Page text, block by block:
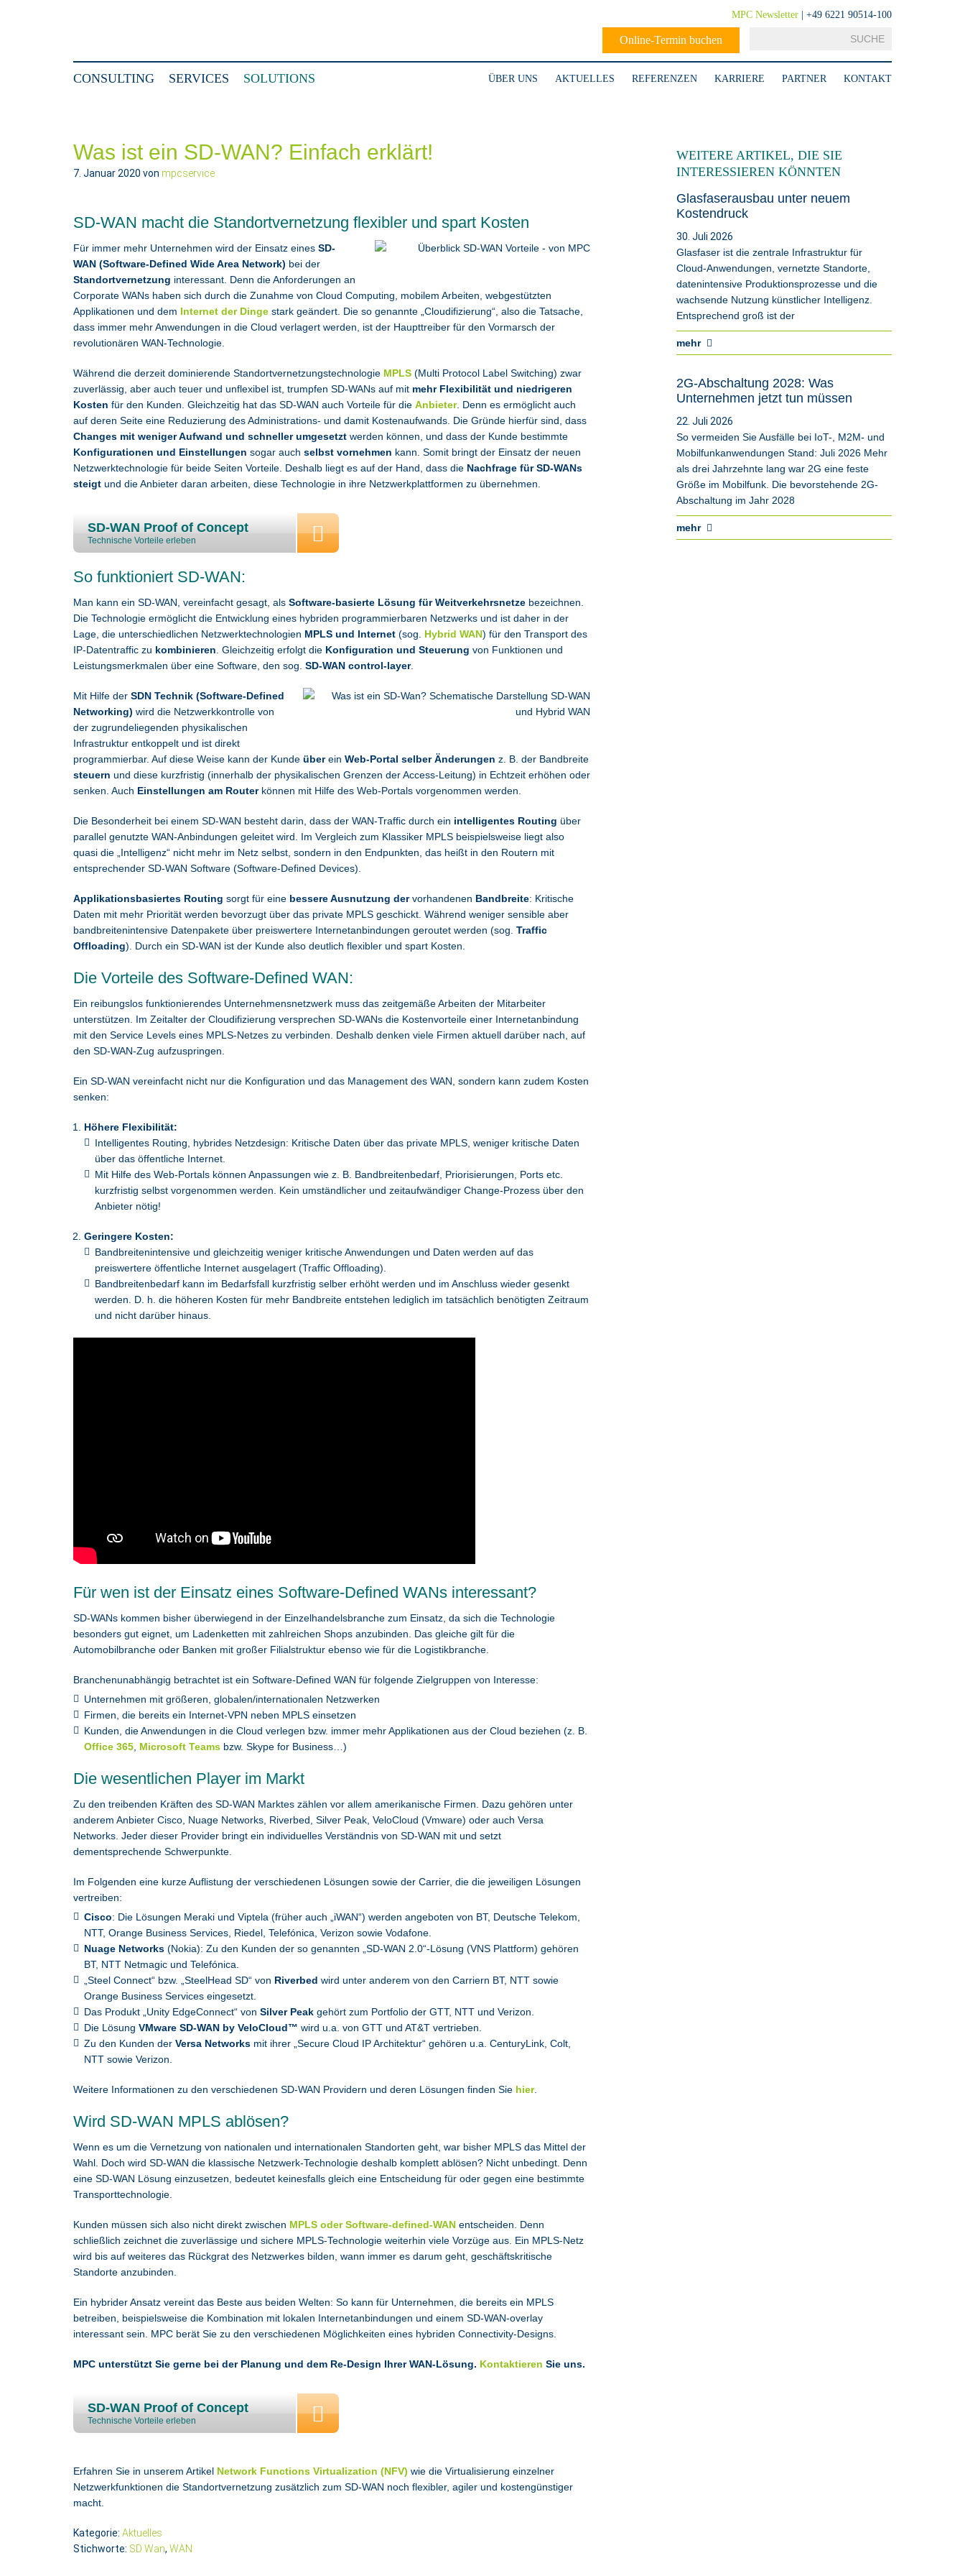
MPC Newsletter | +49 6221 90514-100
Online-Termin buchen
CONSULTING SERVICES SOLUTIONS ÜBER UNS AKTUELLES REFERENZEN KARRIERE PARTNER KONTAKT
Was ist ein SD-WAN? Einfach erklärt!
7. Januar 2020 von mpcservice
SD-WAN macht die Standortvernetzung flexibler und spart Kosten
Für immer mehr Unternehmen wird der Einsatz eines SD-
WAN (Software-Defined Wide Area Network) bei der
Standortvernetzung interessant. Denn die Anforderungen an
Corporate WANs haben sich durch die Zunahme von Cloud Computing, mobilem Arbeiten, webgestützten
Applikationen und dem Internet der Dinge stark geändert. Die so genannte „Cloudifizierung“, also die Tatsache,
dass immer mehr Anwendungen in die Cloud verlagert werden, ist der Haupttreiber für den Vormarsch der
revolutionären WAN-Technologie.
Während die derzeit dominierende Standortvernetzungstechnologie MPLS (Multi Protocol Label Switching) zwar
zuverlässig, aber auch teuer und unflexibel ist, trumpfen SD-WANs auf mit mehr Flexibilität und niedrigeren
Kosten für den Kunden. Gleichzeitig hat das SD-WAN auch Vorteile für die Anbieter. Denn es ermöglicht auch
auf deren Seite eine Reduzierung des Administrations- und damit Kostenaufwands. Die Gründe hierfür sind, dass
Changes mit weniger Aufwand und schneller umgesetzt werden können, und dass der Kunde bestimmte
Konfigurationen und Einstellungen sogar auch selbst vornehmen kann. Somit bringt der Einsatz der neuen
Netzwerktechnologie für beide Seiten Vorteile. Deshalb liegt es auf der Hand, dass die Nachfrage für SD-WANs
steigt und die Anbieter daran arbeiten, diese Technologie in ihre Netzwerkplattformen zu übernehmen.
SD-WAN Proof of Concept
Technische Vorteile erleben
So funktioniert SD-WAN:
Man kann ein SD-WAN, vereinfacht gesagt, als Software-basierte Lösung für Weitverkehrsnetze bezeichnen.
Die Technologie ermöglicht die Entwicklung eines hybriden programmierbaren Netzwerks und ist daher in der
Lage, die unterschiedlichen Netzwerktechnologien MPLS und Internet (sog. Hybrid WAN) für den Transport des
IP-Datentraffic zu kombinieren . Gleichzeitig erfolgt die Konfiguration und Steuerung von Funktionen und
Leistungsmerkmalen über eine Software, den sog. SD-WAN control-layer.
Mit Hilfe der SDN Technik (Software-Defined
Networking) wird die Netzwerkkontrolle von
der zugrundeliegenden physikalischen
Infrastruktur entkoppelt und ist direkt
programmierbar. Auf diese Weise kann der Kunde überein Web-Portal selber Änderungen z. B. der Bandbreite
steuern und diese kurzfristig (innerhalb der physikalischen Grenzen der Access-Leitung) in Echtzeit erhöhen oder
senken. Auch Einstellungen am Routerkönnen mit Hilfe des Web-Portals vorgenommen werden.
Die Besonderheit bei einem SD-WAN besteht darin, dass der WAN-Traffic durch ein intelligentes Routing über
parallel genutzte WAN-Anbindungen geleitet wird. Im Vergleich zum Klassiker MPLS beispielsweise liegt also
quasi die „Intelligenz“ nicht mehr im Netz selbst, sondern in den Endpunkten, das heißt in den Routern mit
entsprechender SD-WAN Software (Software-Defined Devices).
Applikationsbasiertes Routing sorgt für eine bessere Ausnutzung dervorhandenen Bandbreite: Kritische
Daten mit mehr Priorität werden bevorzugt über das private MPLS geschickt. Während weniger sensible aber
bandbreitenintensive Datenpakete über preiswertere Internetanbindungen geroutet werden (sog. Traffic
Offloading). Durch ein SD-WAN ist der Kunde also deutlich flexibler und spart Kosten.
Die Vorteile des Software-Defined WAN:
Ein reibungslos funktionierendes Unternehmensnetzwerk muss das zeitgemäße Arbeiten der Mitarbeiter
unterstützen. Im Zeitalter der Cloudifizierung versprechen SD-WANs die Kostenvorteile einer Internetanbindung
mit den Service Levels eines MPLS-Netzes zu verbinden. Deshalb denken viele Firmen aktuell darüber nach, auf
den SD-WAN-Zug aufzuspringen.
Ein SD-WAN vereinfacht nicht nur die Konfiguration und das Management des WAN, sondern kann zudem Kosten
senken:
Höhere Flexibilität:
Intelligentes Routing, hybrides Netzdesign: Kritische Daten über das private MPLS, weniger kritische Daten
über das öffentliche Internet.
Mit Hilfe des Web-Portals können Anpassungen wie z. B. Bandbreitenbedarf, Priorisierungen, Ports etc.
kurzfristig selbst vorgenommen werden. Kein umständlicher und zeitaufwändiger Change-Prozess über den
Anbieter nötig!
Geringere Kosten:
Bandbreitenintensive und gleichzeitig weniger kritische Anwendungen und Daten werden auf das
preiswertere öffentliche Internet ausgelagert (Traffic Offloading).
Bandbreitenbedarf kann im Bedarfsfall kurzfristig selber erhöht werden und im Anschluss wieder gesenkt
werden. D. h. die höheren Kosten für mehr Bandbreite entstehen lediglich im tatsächlich benötigten Zeitraum
und nicht darüber hinaus.
Für wen ist der Einsatz eines Software-Defined WANs interessant?
SD-WANs kommen bisher überwiegend in der Einzelhandelsbranche zum Einsatz, da sich die Technologie
besonders gut eignet, um Ladenketten mit zahlreichen Shops anzubinden. Das gleiche gilt für die
Automobilbranche oder Banken mit großer Filialstruktur ebenso wie für die Logistikbranche.
Branchenunabhängig betrachtet ist ein Software-Defined WAN für folgende Zielgruppen von Interesse:
Unternehmen mit größeren, globalen/internationalen Netzwerken
Firmen, die bereits ein Internet-VPN neben MPLS einsetzen
Kunden, die Anwendungen in die Cloud verlegen bzw. immer mehr Applikationen aus der Cloud beziehen (z. B.
Office 365 Microsoft Teams bzw. Skype for Business…)
Die wesentlichen Player im Markt
Zu den treibenden Kräften des SD-WAN Marktes zählen vor allem amerikanische Firmen. Dazu gehören unter
anderem Anbieter Cisco, Nuage Networks, Riverbed, Silver Peak, VeloCloud (Vmware) oder auch Versa
Networks. Jeder dieser Provider bringt ein individuelles Verständnis von SD-WAN mit und setzt
dementsprechende Schwerpunkte.
Im Folgenden eine kurze Auflistung der verschiedenen Lösungen sowie der Carrier, die die jeweiligen Lösungen
vertreiben:
Cisco: Die Lösungen Meraki und Viptela (früher auch „iWAN“) werden angeboten von BT, Deutsche Telekom,
NTT, Orange Business Services, Riedel, Telefónica, Verizon sowie Vodafone.
Nuage Networks (Nokia): Zu den Kunden der so genannten „SD-WAN 2.0“-Lösung (VNS Plattform) gehören
BT, NTT Netmagic und Telefónica.
„Steel Connect“ bzw. „SteelHead SD“ von Riverbed wird unter anderem von den Carriern BT, NTT sowie
Orange Business Services eingesetzt.
Das Produkt „Unity EdgeConnect“ von Silver Peak gehört zum Portfolio der GTT, NTT und Verizon.
Die Lösung VMware SD-WAN by VeloCloud™ wird u.a. von GTT und AT&T vertrieben.
Zu den Kunden der Versa Networks mit ihrer „Secure Cloud IP Architektur“ gehören u.a. CenturyLink, Colt,
NTT sowie Verizon.
Weitere Informationen zu den verschiedenen SD-WAN Providern und deren Lösungen finden Sie hier.
Wird SD-WAN MPLS ablösen?
Wenn es um die Vernetzung von nationalen und internationalen Standorten geht, war bisher MPLS das Mittel der
Wahl. Doch wird SD-WAN die klassische Netzwerk-Technologie deshalb komplett ablösen? Nicht unbedingt. Denn
eine SD-WAN Lösung einzusetzen, bedeutet keinesfalls gleich eine Entscheidung für oder gegen eine bestimmte
Transporttechnologie.
Kunden müssen sich also nicht direkt zwischen MPLS oder Software-defined-WAN entscheiden. Denn
schließlich zeichnet die zuverlässige und sichere MPLS-Technologie weiterhin viele Vorzüge aus. Ein MPLS-Netz
wird bis auf weiteres das Rückgrat des Netzwerkes bilden, wann immer es darum geht, geschäftskritische
Standorte anzubinden.
Ein hybrider Ansatz vereint das Beste aus beiden Welten: So kann für Unternehmen, die bereits ein MPLS
betreiben, beispielsweise die Kombination mit lokalen Internetanbindungen und einem SD-WAN-overlay
interessant sein. MPC berät Sie zu den verschiedenen Möglichkeiten eines hybriden Connectivity-Designs.
MPC unterstützt Sie gerne bei der Planung und dem Re-Design Ihrer WAN-Lösung. Kontaktieren Sie uns.
SD-WAN Proof of Concept
Technische Vorteile erleben
Erfahren Sie in unserem Artikel Network Functions Virtualization (NFV) wie die Virtualisierung einzelner
Netzwerkfunktionen die Standortvernetzung zusätzlich zum SD-WAN noch flexibler, agiler und kostengünstiger
macht.
Kategorie: Aktuelles
Stichworte: SD Wan, WAN
WEITERE ARTIKEL, DIE SIE
INTERESSIEREN KÖNNTEN
Glasfaserausbau unter neuem
Kostendruck
30. Juli 2026
Glasfaser ist die zentrale Infrastruktur für
Cloud-Anwendungen, vernetzte Standorte,
datenintensive Produktionsprozesse und die
wachsende Nutzung künstlicher Intelligenz.
Entsprechend groß ist der
mehr
2G-Abschaltung 2028: Was
Unternehmen jetzt tun müssen
22. Juli 2026
So vermeiden Sie Ausfälle bei IoT-, M2M- und
Mobilfunkanwendungen Stand: Juli 2026 Mehr
als drei Jahrzehnte lang war 2G eine feste
Größe im Mobilfunk. Die bevorstehende 2G-
Abschaltung im Jahr 2028
mehr